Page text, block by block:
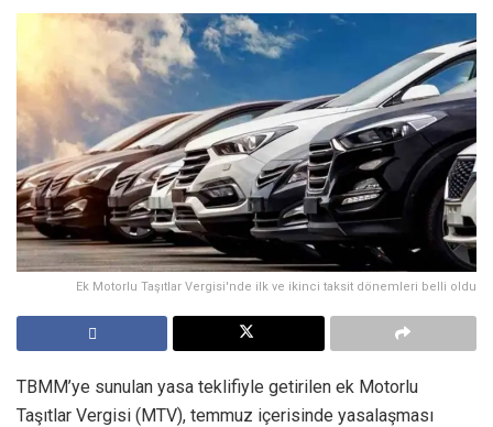
Ek Motorlu Taşıtlar Vergisi'nde ilk ve ikinci taksit dönemleri belli oldu
TBMM’ye sunulan yasa teklifiyle getirilen ek Motorlu
Taşıtlar Vergisi (MTV), temmuz içerisinde yasalaşması